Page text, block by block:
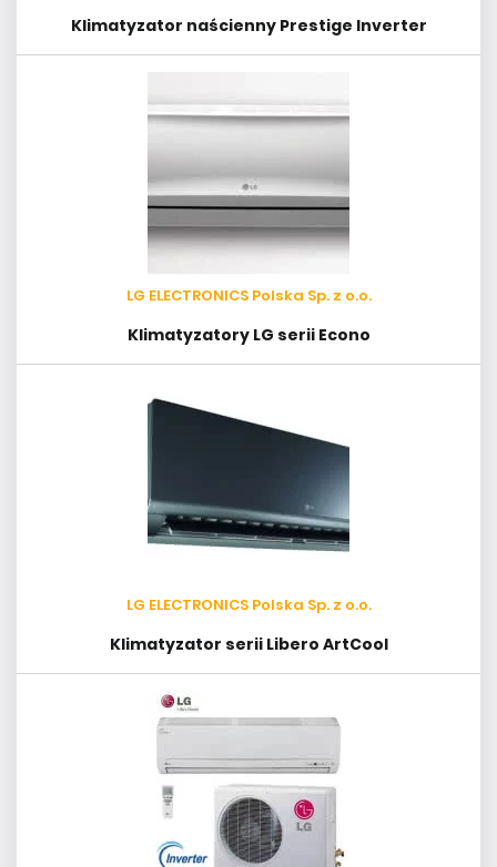
Klimatyzator naścienny Prestige Inverter
LG ELECTRONICS Polska Sp. z o.o.
Klimatyzatory LG serii Econo
LG ELECTRONICS Polska Sp. z o.o.
Klimatyzator serii Libero ArtCool